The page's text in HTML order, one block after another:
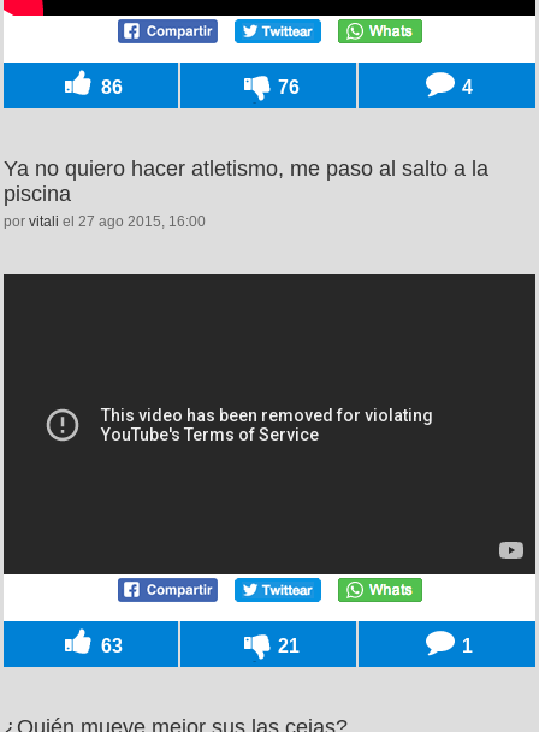
86 76 4
Ya no quiero hacer atletismo, me paso al salto a la
piscina
por vitali el 27 ago 2015, 16:00
63 21 1
¿Quién mueve mejor sus las cejas?